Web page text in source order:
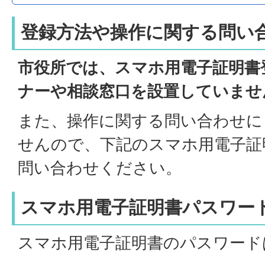
登録方法や操作に関する問い
市役所では、スマホ用電子証明
ナーや相談窓口を設置していま
また、操作に関する問い合わせ
せんので、下記のスマホ用電子
問い合わせください。
スマホ用電子証明書パスワー
スマホ用電子証明書のパスワー